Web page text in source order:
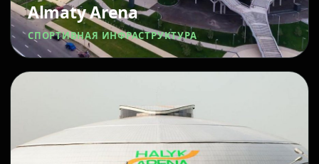
Almaty Arena
СПОРТИВНАЯ ИНФРАСТРУКТУРА